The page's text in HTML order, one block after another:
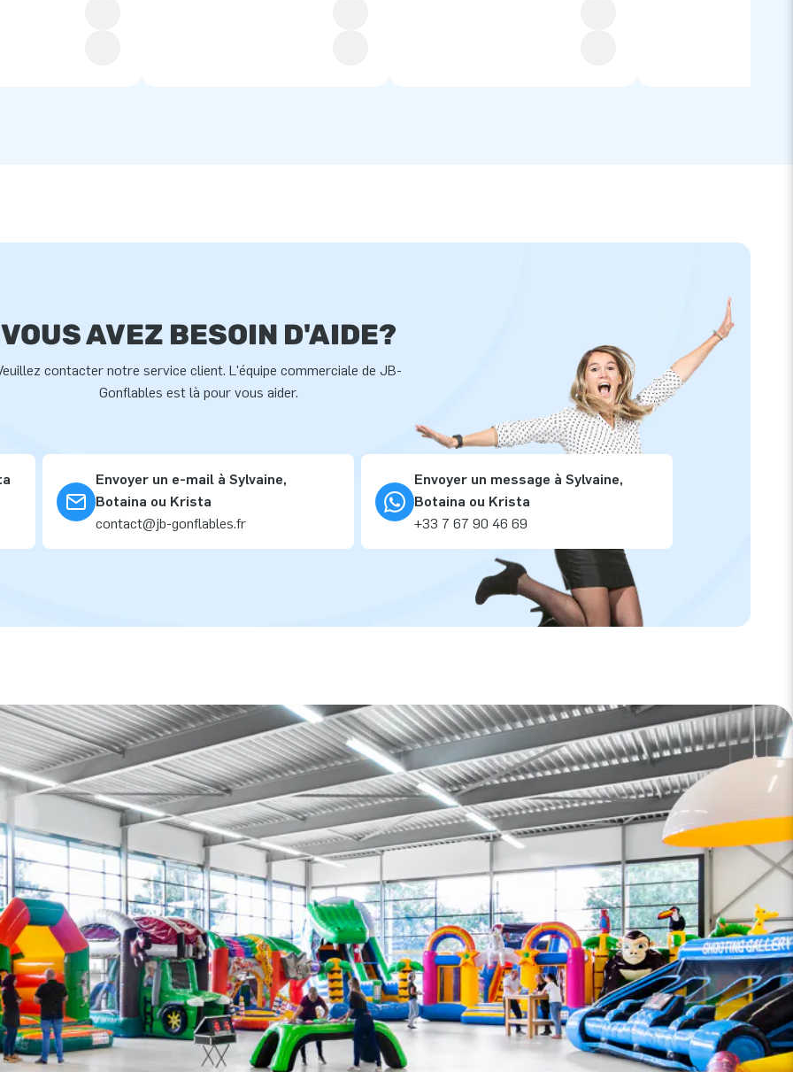
VOUS AVEZ BESOIN D'AIDE?
contacter notre service client. L'équipe commerciale de JB-
Gonflables est là pour vous aider.
Envoyer un e-mail à Sylvaine,
Botaina ou Krista
contact@jb-gonflables.fr
Envoyer un message à Sylvaine,
Botaina ou Krista
+33 7 67 90 46 69